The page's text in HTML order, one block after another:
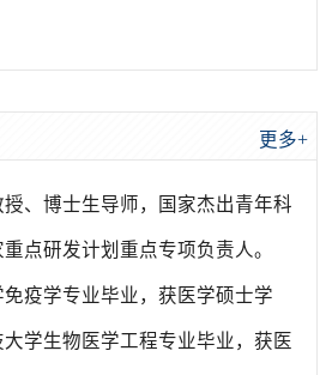
、博士生导师，国家杰出青年科
点研发计划重点专项负责人。
免疫学专业毕业，获医学硕士学
学生物医学工程专业毕业，获医
更多+